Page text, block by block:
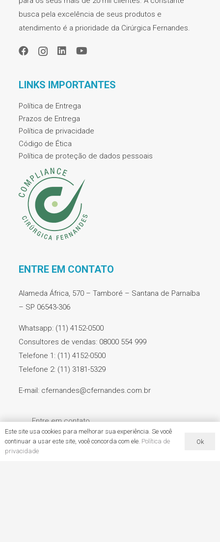
busca pela excelência de seus produtos e
atendimento é a prioridade da Cirúrgica Fernandes.
LINKS IMPORTANTES
Política de Entrega
Prazos de Entrega
Política de privacidade
Código de Ética
Política de proteção de dados pessoais
ENTRE EM CONTATO
Alameda África, 570 – Tamboré – Santana de Parnaíba
– SP 06543-306
Whatsapp: (11) 4152-0500
Consultores de vendas: 08000 554 999
Telefone 1: (11) 4152-0500
Telefone 2: (11) 3181-5329
E-mail: cfernandes@cfernandes.com.br
Entre em contato
Em atendimento à Instrução Normativa – IN nº4, de 15 de
Este site usa cookies para melhorar sua experiência. Se você
continuar a usar este site, você concorda com ele. Política de
privacidade
Ok